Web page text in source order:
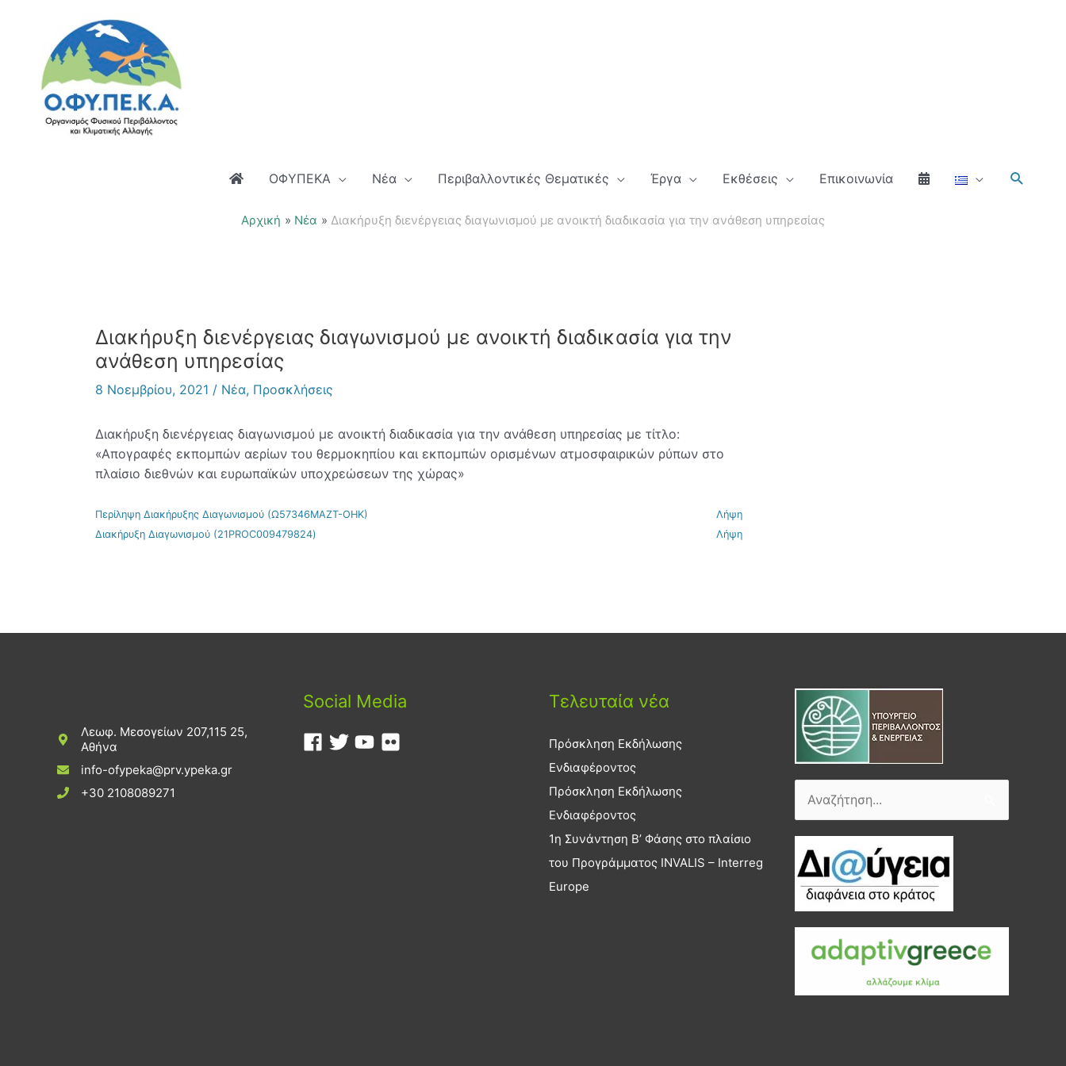
περιεχόμενο
ΟΦΥΠΕΚΑ Νέα Περιβαλλοντικές Θεματικές Έργα Εκθέσεις Επικοινωνία
Αρχική Νέα Διακήρυξη διενέργειας διαγωνισμού με ανοικτή διαδικασία για την ανάθεση υπηρεσίας
Διακήρυξη διενέργειας διαγωνισμού με ανοικτή διαδικασία για την
ανάθεση υπηρεσίας
8 Νοεμβρίου, 2021 / Νέα, Προσκλήσεις
Διακήρυξη διενέργειας διαγωνισμού με ανοικτή διαδικασία για την ανάθεση υπηρεσίας με τίτλο:
«Απογραφές εκπομπών αερίων του θερμοκηπίου και εκπομπών ορισμένων ατμοσφαιρικών ρύπων στο
πλαίσιο διεθνών και ευρωπαϊκών υποχρεώσεων της χώρας»
Περίληψη Διακήρυξης Διαγωνισμού (Ω57346ΜΑΖΤ-ΟΗΚ)
Λήψη
Διακήρυξη Διαγωνισμού (21PROC009479824)
Λήψη
Λεωφ. Μεσογείων 207,115 25,
Αθήνα
info-ofypeka@prv.ypeka.gr
+30 2108089271
Social Media Τελευταία νέα
Πρόσκληση Εκδήλωσης
Ενδιαφέροντος
Πρόσκληση Εκδήλωσης
Ενδιαφέροντος
1η Συνάντηση Β’ Φάσης στο πλαίσιο
του Προγράμματος INVALIS – Interreg
Europe
Αναζήτηση